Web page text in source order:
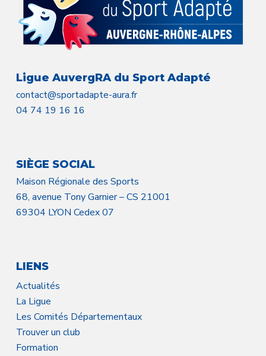
Ligue AuvergRA du Sport Adapté
contact@sportadapte-aura.fr
04 74 19 16 16
SIÈGE SOCIAL
Maison Régionale des Sports
68, avenue Tony Garnier – CS 21001
69304 LYON Cedex 07
LIENS
Actualités
La Ligue
Les Comités Départementaux
Trouver un club
Formation